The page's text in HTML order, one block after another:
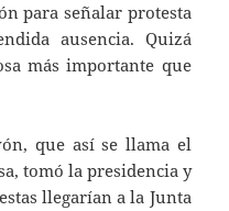
para señalar protesta
ausencia. Quizá
más importante que
que así se llama el
, tomó la presidencia y
llegarían ala Junta